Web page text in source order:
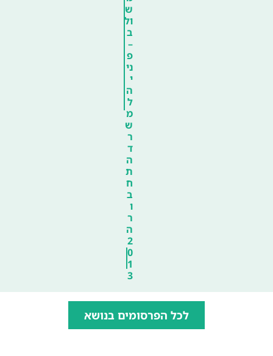
ש
ול
ב
–
פ
ני
י
ה
ל
מ
ש
ר
ד
ה
ת
ח
ב
ו
ר
ה
2
0
1
3
לכל הפרסומים בנושא